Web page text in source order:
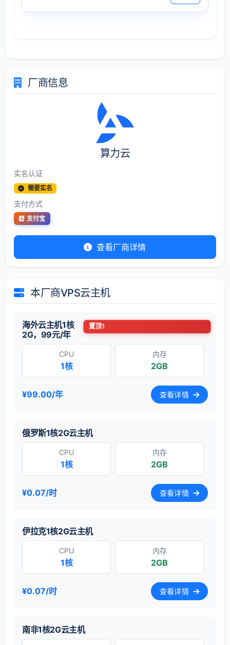
厂商信息
算力云
实名认证
需要实名
支付方式
支付宝
查看厂商详情
本厂商VPS云主机
海外云主机1核
2G，99元/年
置顶1
CPU
1核
内存
2GB
¥99.00/年 查看详情
俄罗斯1核2G云主机
CPU
1核
内存
2GB
¥0.07/时 查看详情
伊拉克1核2G云主机
CPU
1核
内存
2GB
¥0.07/时 查看详情
南非1核2G云主机